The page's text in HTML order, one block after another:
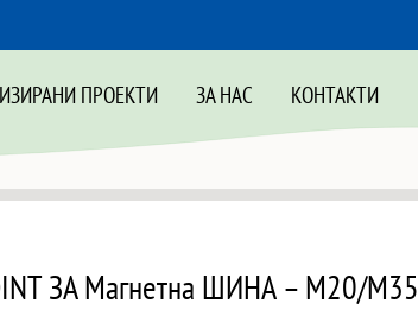
ПРОЕКТИ ЗА НАС КОНТАКТИ
ЗА Магнетна ШИНА – M20/M35